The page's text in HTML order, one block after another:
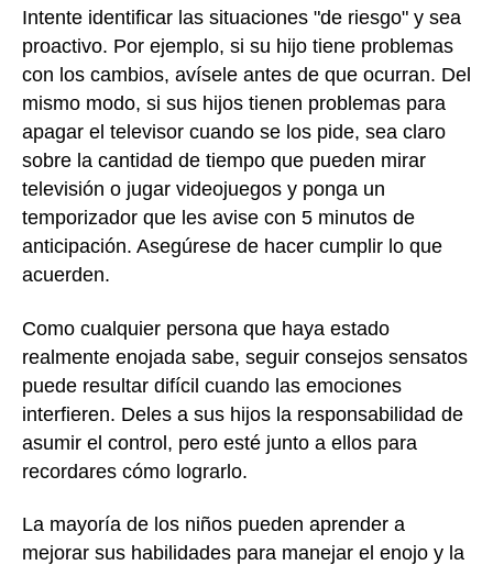
Intente identificar las situaciones "de riesgo" y sea
proactivo. Por ejemplo, si su hijo tiene problemas
con los cambios, avísele antes de que ocurran. Del
mismo modo, si sus hijos tienen problemas para
apagar el televisor cuando se los pide, sea claro
sobre la cantidad de tiempo que pueden mirar
televisión o jugar videojuegos y ponga un
temporizador que les avise con 5 minutos de
anticipación. Asegúrese de hacer cumplir lo que
acuerden.
Como cualquier persona que haya estado
realmente enojada sabe, seguir consejos sensatos
puede resultar difícil cuando las emociones
interfieren. Deles a sus hijos la responsabilidad de
asumir el control, pero esté junto a ellos para
recordares cómo lograrlo.
La mayoría de los niños pueden aprender a
mejorar sus habilidades para manejar el enojo y la